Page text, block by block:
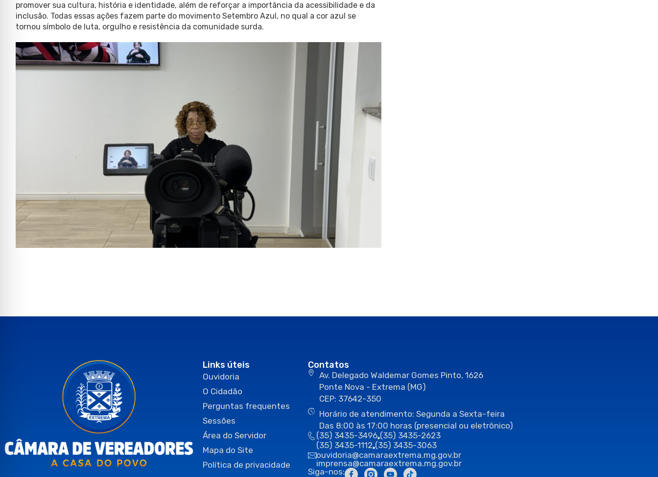
promover sua cultura, história e identidade, além de reforçar a importância da acessibilidade e da
inclusão. Todas essas ações fazem parte do movimento Setembro Azul, no qual a cor azul se
tornou símbolo de luta, orgulho e resistência da comunidade surda.
Links úteis
Ouvidoria
O Cidadão
Perguntas frequentes
Sessões
Área do Servidor
Mapa do Site
Política de privacidade
Contatos
Av. Delegado Waldemar Gomes Pinto, 1626
Ponte Nova - Extrema (MG)
CEP: 37642-350
Horário de atendimento: Segunda a Sexta-feira
Das 8:00 às 17:00 horas (presencial ou eletrônico)
(35) 3435-3496 (35) 3435-2623
(35) 3435-1112 (35) 3435-3063
ouvidoria@camaraextrema.mg.gov.br
imprensa@camaraextrema.mg.gov.br
Siga-nos: